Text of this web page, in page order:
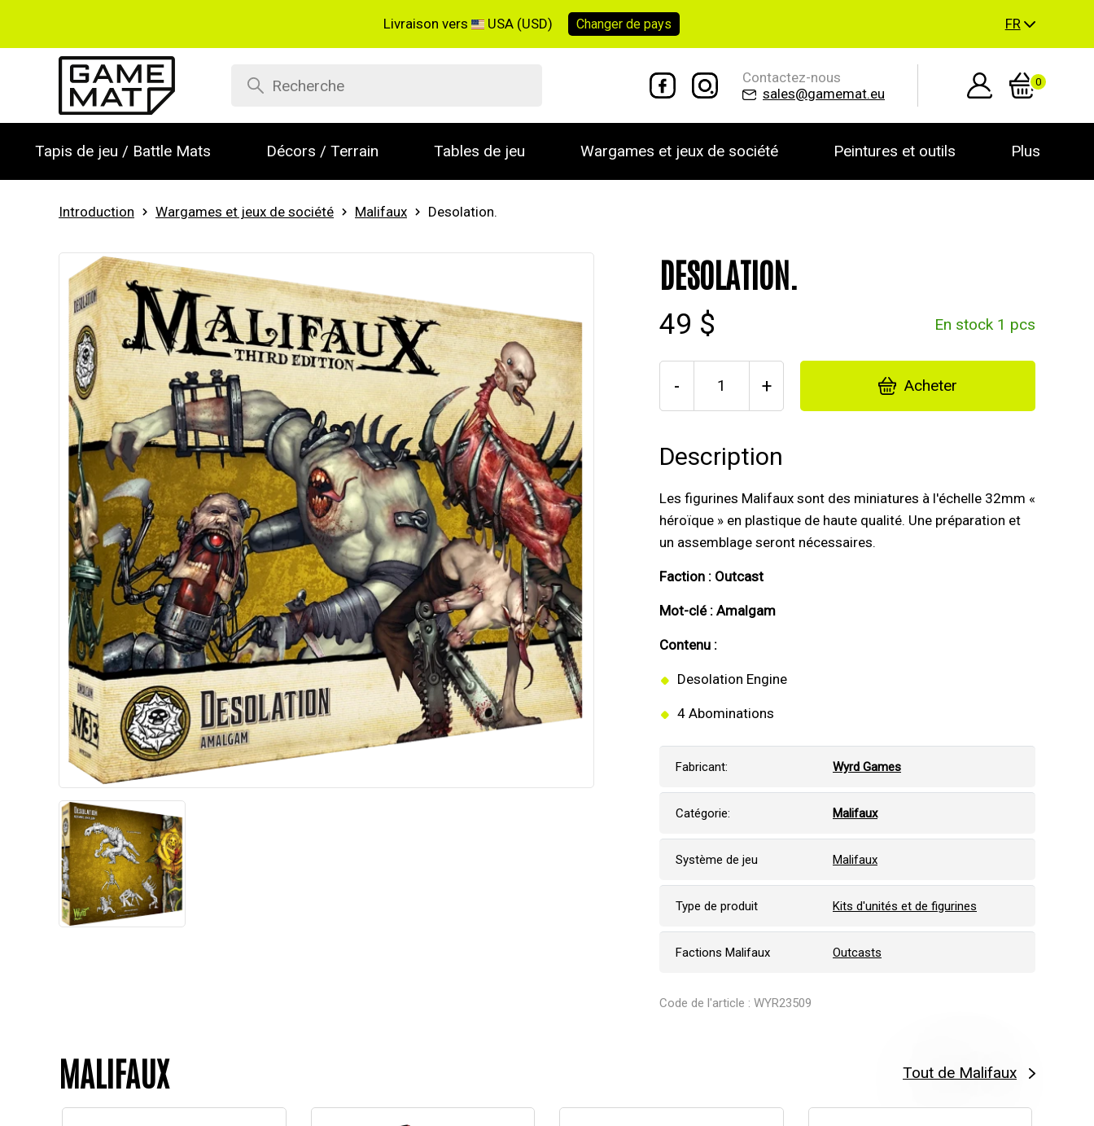
Livraison vers USA (USD) Changer depays FR
Contactez-nous
sales@gamemat.eu
0
Tapis de jeu / Battle Mats Décors / Terrain Tables de jeu Wargames et jeux de société Peintures et outils Plus
Introduction Wargames et jeux de société Malifaux Desolation.
DESOLATION.
49 $ En stock 1 pcs
- + Acheter
Description
Les figurines Malifaux sont des miniatures à l'échelle 32mm «
héroïque » en plastique de haute qualité. Une préparation et
un assemblage seront nécessaires.
Faction : Outcast
Mot-clé : Amalgam
Contenu :
Desolation Engine
4 Abominations
Fabricant: Wyrd Games
Catégorie: Malifaux
Système de jeu Malifaux
Type de produit Kits d'unités et de figurines
Factions Malifaux Outcasts
Code de l'article : WYR23509
MALIFAUX Tout de Malifaux